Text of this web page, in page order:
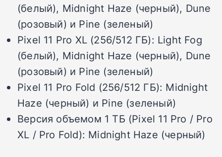
(белый), Midnight Haze (черный), Dune
(розовый) и Pine (зеленый)
Pixel 11 Pro XL (256/512 ГБ): Light Fog
(белый), Midnight Haze (черный), Dune
(розовый) и Pine (зеленый)
Pixel 11 Pro Fold (256/512 ГБ): Midnight
Haze (черный) и Pine (зеленый)
Версия объемом 1 ТБ (Pixel 11 Pro / Pro
XL / Pro Fold): Midnight Haze (черный)